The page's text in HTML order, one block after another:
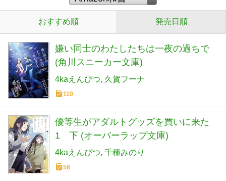
おすすめ順 発売日順
嫌い同士のわたしたちは一夜の過ちで
(角川スニーカー文庫)
4kaえんぴつ 久賀フーナ
110
優等生がアダルトグッズを買いに来た
1 下 (オーバーラップ文庫)
4kaえんぴつ 千種みのり
58